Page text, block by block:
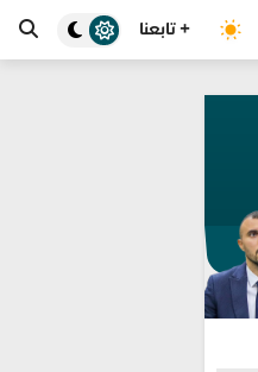
+ تابعنا
انطلاق خدمة “سيارة أمان” و